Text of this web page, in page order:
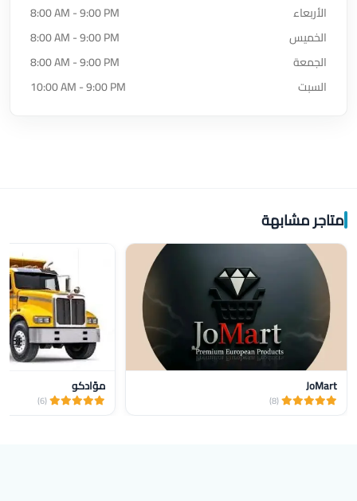
الأربعاء
8:00 AM - 9:00 PM
الخميس
8:00 AM - 9:00 PM
الجمعة
8:00 AM - 9:00 PM
السبت
10:00 AM - 9:00 PM
متاجر مشابهة
JoMart
(8)
موّادكو
(6)